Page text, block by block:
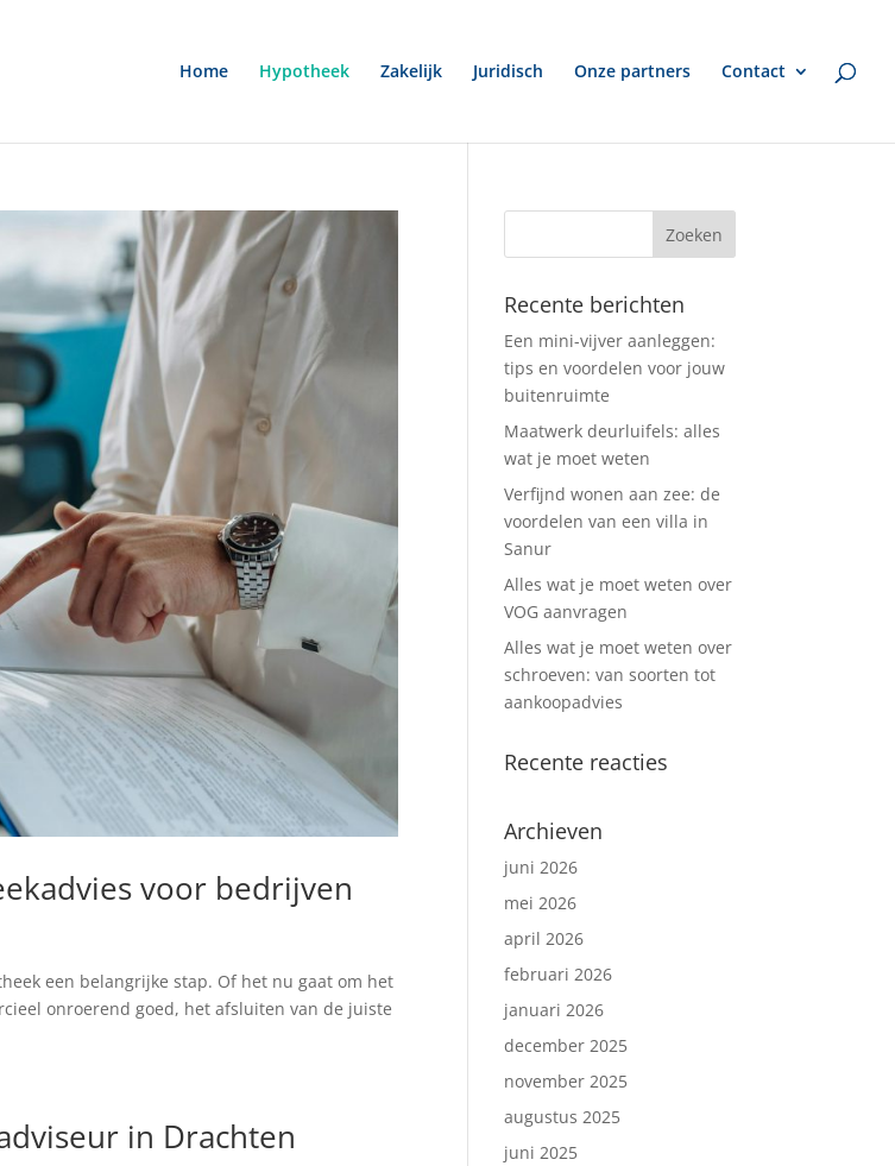
Home Hypotheek Zakelijk Juridisch Onze partners Contact
voor bedrijven
een belangrijke stap. Of het nu gaat om het
onroerend goed, het afsluiten van de juiste
in Drachten
Recente berichten
Een mini-vijver aanleggen:
tips en voordelen voor jouw
buitenruimte
Maatwerk deurluifels: alles
wat je moet weten
Verfijnd wonen aan zee: de
voordelen van een villa in
Sanur
Alles wat je moet weten over
VOG aanvragen
Alles wat je moet weten over
schroeven: van soorten tot
aankoopadvies
Recente reacties
Archieven
juni 2026
mei 2026
april 2026
februari 2026
januari 2026
december 2025
november 2025
augustus 2025
juni 2025